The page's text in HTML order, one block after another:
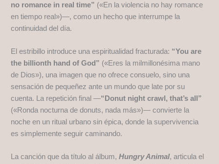
no romance in real time” («En la violencia no hay romance
en tiempo real»)—, como un hecho que interrumpe la
continuidad del día.
El estribillo introduce una espiritualidad fracturada: “You are
the billionth hand of God” («Eres la milmillonésima mano
de Dios»), una imagen que no ofrece consuelo, sino una
sensación de pequeñez ante un mundo que late por su
cuenta. La repetición final —“Donut night crawl, that’s all”
(«Ronda nocturna de donuts, nada más»)— convierte la
noche en un ritual urbano sin épica, donde la supervivencia
es simplemente seguir caminando.
La canción que da título al álbum,Hungry Animal, articula el